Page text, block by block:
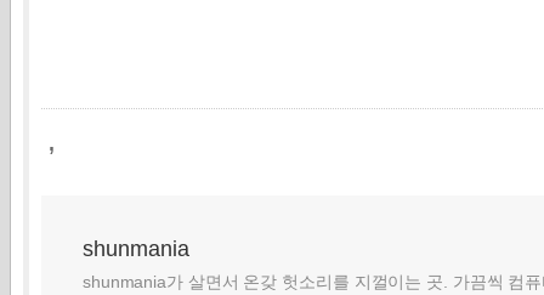
,
shunmania
shunmania가 살면서 온갖 헛소리를 지껄이는 곳. 가끔씩 컴